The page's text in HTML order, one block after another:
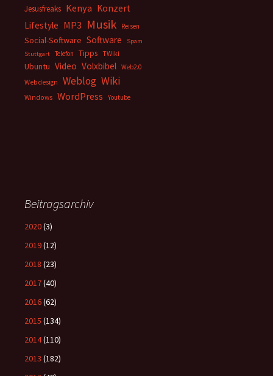
Jesusfreaks Kenya Konzert
Lifestyle MP3 Musik Reisen
Social-Software Software
Spam
Stuttgart
Telefon Tipps TWiki
Ubuntu Video Volxbibel Web2.0
Webdesign
Weblog Wiki
Windows WordPress Youtube
Beitragsarchiv
2020(3)
2019(12)
2018 (23)
2017(40)
2016(62)
2015 (134)
2014(110)
2013 (182)